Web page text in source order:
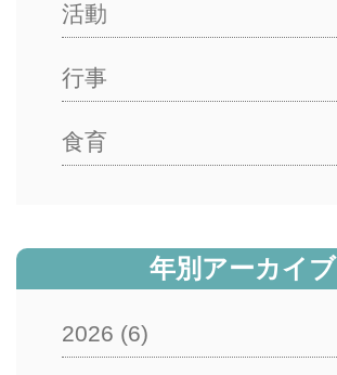
活動
行事
食育
年別アーカイブ
2026 (6)